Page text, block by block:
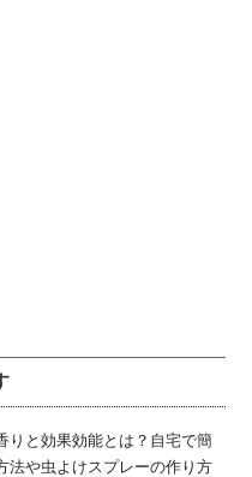
りと効果効能とは？自宅で簡
法や虫よけスプレーの作り方